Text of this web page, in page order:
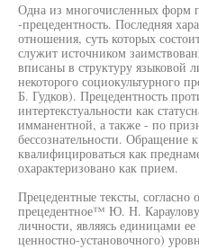
Одна из многочисленных форм
-прецедентность. Последняя
отношения, суть которых
служит источником
вписаны в структуру языковой
некоторого социокультурного
Б. Гудков). Прецедентность
интертекстуальности как
имманентной, а также - по
бессознательности. Обращение
квалифицироваться как
охарактеризовано как прием.
Прецедентные тексты,
прецедентное™ Ю. Н.
личности, являясь единицами
ценностно-установочного)